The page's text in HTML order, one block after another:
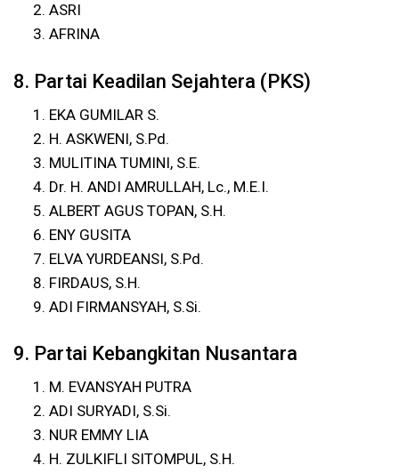
ASRI
AFRINA
8. Partai Keadilan Sejahtera (PKS)
EKA GUMILAR S.
H. ASKWENI, S.Pd.
MULITINA TUMINI, S.E.
Dr. H. ANDI AMRULLAH, Lc., M.E.I.
ALBERT AGUS TOPAN, S.H.
ENY GUSITA
ELVA YURDEANSI, S.Pd.
FIRDAUS, S.H.
ADI FIRMANSYAH, S.Si.
9. Partai Kebangkitan Nusantara
M. EVANSYAH PUTRA
ADI SURYADI, S.Si.
NUR EMMY LIA
H. ZULKIFLI SITOMPUL, S.H.